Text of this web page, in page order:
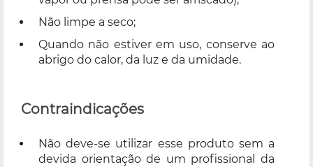
Não limpe a seco;
Quando não estiver em uso, conserve ao
abrigo do calor, da luz e da umidade.
Contraindicações
Não deve-se utilizar esse produto sem a
devida orientação de um profissional da